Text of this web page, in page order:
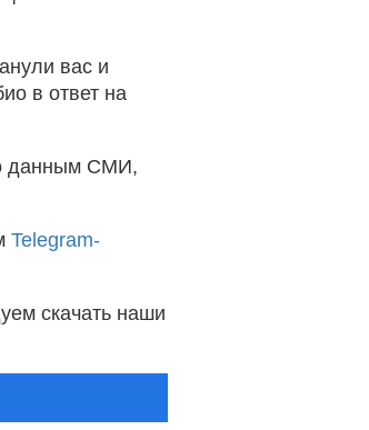
вас и
в ответ на
данным СМИ,
Telegram-
скачать наши